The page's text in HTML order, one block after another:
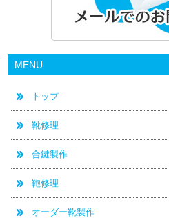
MENU
トップ
靴修理
合鍵製作
鞄修理
オーダー靴製作